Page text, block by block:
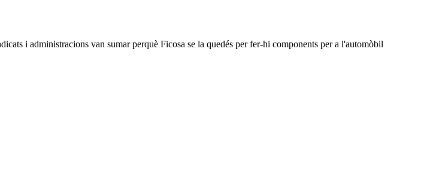
i administracions van sumar perquè Ficosa se la quedés per fer-hi components per a l'automòbil